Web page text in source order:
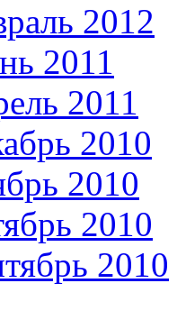
2012
2011
2011
2010
2010
2010
2010